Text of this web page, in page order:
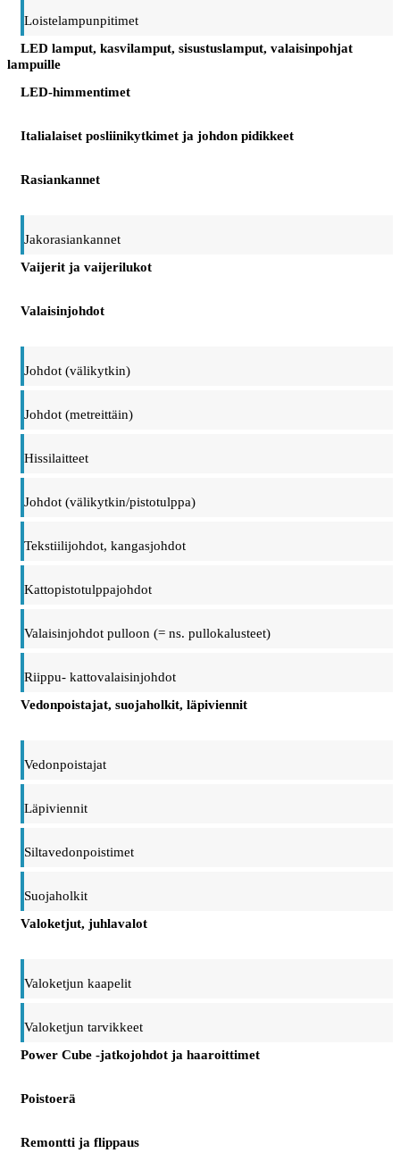
Loistelampunpitimet
LED lamput, kasvilamput, sisustuslamput, valaisinpohjat
lampuille
LED-himmentimet
Italialaiset posliinikytkimet ja johdon pidikkeet
Rasiankannet
Jakorasiankannet
Vaijerit ja vaijerilukot
Valaisinjohdot
Johdot (välikytkin)
Johdot (metreittäin)
Hissilaitteet
Johdot (välikytkin/pistotulppa)
Tekstiilijohdot, kangasjohdot
Kattopistotulppajohdot
Valaisinjohdot pulloon (= ns. pullokalusteet)
Riippu- kattovalaisinjohdot
Vedonpoistajat, suojaholkit, läpiviennit
Vedonpoistajat
Läpiviennit
Siltavedonpoistimet
Suojaholkit
Valoketjut, juhlavalot
Valoketjun kaapelit
Valoketjun tarvikkeet
Power Cube -jatkojohdot ja haaroittimet
Poistoerä
Remontti ja flippaus